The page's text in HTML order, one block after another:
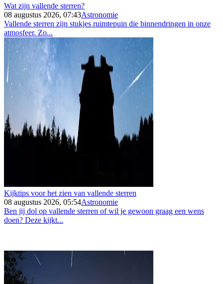
Wat zijn vallende sterren?
08 augustus 2026, 07:43Astronomie
Vallende sterren zijn stukjes ruimtepuin die binnendringen in onze
atmosfeer. Zo...
Kijktips voor het zien van vallende sterren
08 augustus 2026, 05:54Astronomie
Ben jij dol op vallende sterren of wil je gewoon graag een wens
doen? Deze kijkt...